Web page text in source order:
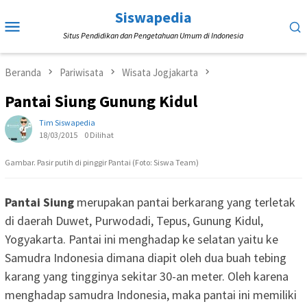
ke
Mobile
Siswapedia
Situs Pendidikan dan Pengetahuan Umum di Indonesia
Beranda Pariwisata Wisata Jogjakarta
Pantai Siung Gunung Kidul
Tim Siswapedia
18/03/2015
0 Dilihat
Gambar. Pasir putih di pinggir Pantai (Foto: Siswa Team)
Pantai Siung merupakan pantai berkarang yang terletak
di daerah Duwet, Purwodadi, Tepus, Gunung Kidul,
Yogyakarta. Pantai ini menghadap ke selatan yaitu ke
Samudra Indonesia dimana diapit oleh dua buah tebing
karang yang tingginya sekitar 30-an meter. Oleh karena
menghadap samudra Indonesia, maka pantai ini memiliki